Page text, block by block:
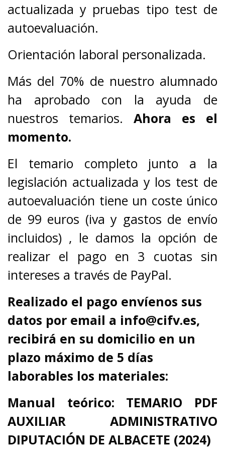
actualizada y pruebas tipo test de
autoevaluación.
Orientación laboral personalizada.
Más del 70% de nuestro alumnado
ha aprobado con la ayuda de
nuestros temarios. Ahora es el
momento.
El temario completo junto a la
legislación actualizada y los test de
autoevaluación tiene un coste único
de 99 euros (iva y gastos de envío
incluidos) , le damos la opción de
realizar el pago en 3 cuotas sin
intereses a través de PayPal.
Realizado el pago envíenos sus
datos por email a info@cifv.es,
recibirá en su domicilio en un
plazo máximo de 5 días
laborables los materiales:
Manual teórico: TEMARIO PDF
AUXILIAR ADMINISTRATIVO
DIPUTACIÓN DE ALBACETE (2024)